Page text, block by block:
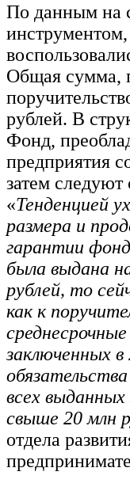
По данным на
Общая сумма,
рублей. В
Фонд,
предприятия
затем следуют
«Тенденцией
размера и
гарантии
была выдана
рублей, то
как к
заключенных
всех
свыше 20 млн
отдела